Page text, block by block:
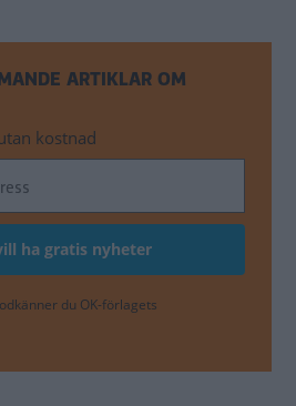
ARTIKLAR OM
kostnad
du OK-förlagets